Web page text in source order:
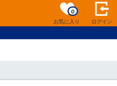
お気に入り
0
ログイン